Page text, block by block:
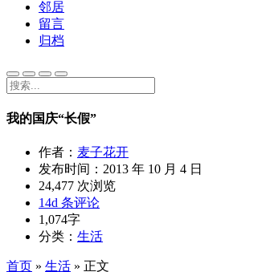
邻居
留言
归档
我的国庆“长假”
作者： 麦子花开
发布时间： 2013 年 10 月 4 日
24,477 次浏览
14d 条评论
1,074字
分类： 生活
首页 » 生活 » 正文